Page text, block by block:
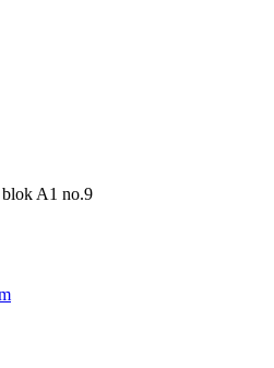
blok A1 no.9